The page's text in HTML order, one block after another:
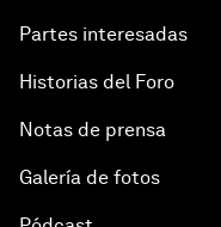
Partes interesadas
Historias del Foro
Notas de prensa
Galería de fotos